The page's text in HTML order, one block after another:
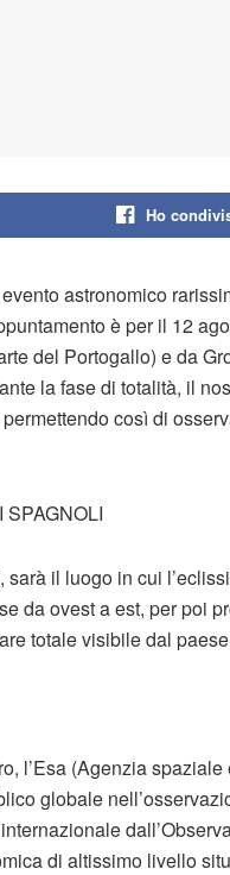
Ho
astronomico
è per il 12
del Portogallo) e da
la fase di totalità, il
così di
SPAGNOLI
il luogo in cui
da ovest a est, per poi
totale visibile dal
l’Esa (Agenzia
globale
di altissimo livello